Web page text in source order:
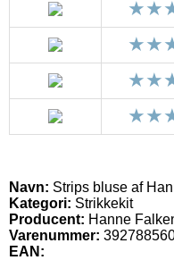
Navn: Strips bluse af
Kategori: Strikkekit
Producent: Hanne
Varenummer:
EAN: